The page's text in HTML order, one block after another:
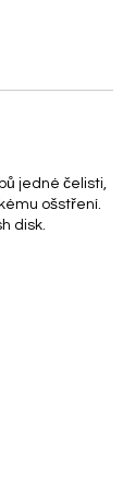
jedné čelisti,
ošstření.
disk.